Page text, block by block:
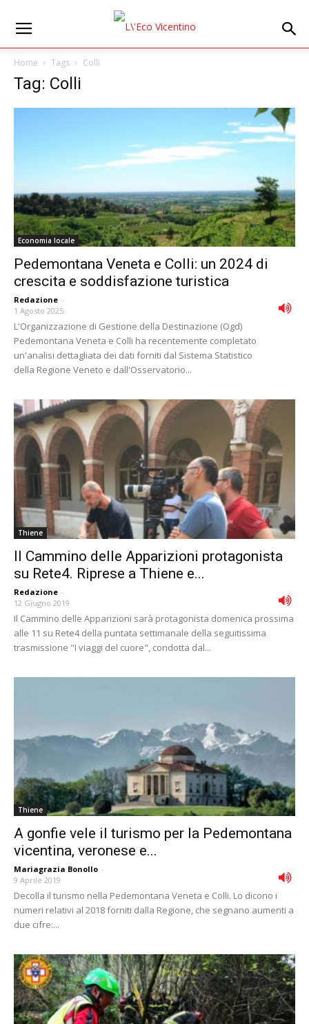
Home Tags Colli
Tag: Colli
Economia locale
Pedemontana Veneta e Colli: un 2024 di
crescita e soddisfazione turistica
Redazione -
1 Agosto 2025
L'Organizzazione di Gestione della Destinazione (Ogd)
Pedemontana Veneta e Colli ha recentemente completato
un'analisi dettagliata dei dati forniti dal Sistema Statistico
della Regione Veneto e dall'Osservatorio...
Thiene
Il Cammino delle Apparizioni protagonista
su Rete4. Riprese a Thiene e...
Redazione -
12 Giugno 2019
Il Cammino delle Apparizioni sarà protagonista domenica prossima
alle 11 su Rete4 della puntata settimanale della seguitissima
trasmissione "I viaggi del cuore", condotta dal...
Thiene
A gonfie vele il turismo per la Pedemontana
vicentina, veronese e...
Mariagrazia Bonollo -
9 Aprile 2019
Decolla il turismo nella Pedemontana Veneta e Colli. Lo dicono i
numeri relativi al 2018 forniti dalla Regione, che segnano aumenti a
due cifre:...